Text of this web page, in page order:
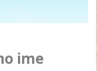
ime